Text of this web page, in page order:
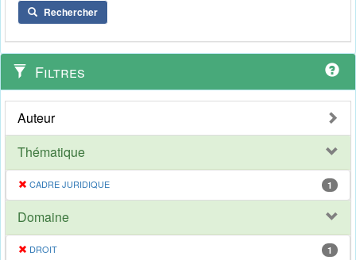
Rechercher
Filtres
Auteur
Thématique
CADRE JURIDIQUE 1
Domaine
DROIT 1